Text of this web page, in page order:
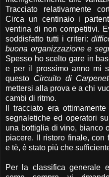
Tracciato relativamente
Circa un centinaio i
ventina di non competitivi.
soddisfatto tutti i criteri:
buona organizzazione e
Spesso ho scelto gare in
e per il prossimo anno mi
questo Circuito di
mettersi alla prova e a chi
cambi di ritmo.
Il tracciato era
segnaletiche ed operatori
una bottiglia di vino, bianco
piacere. Il ristoro finale, con
e tè, è stato più che
Per la classifica generale